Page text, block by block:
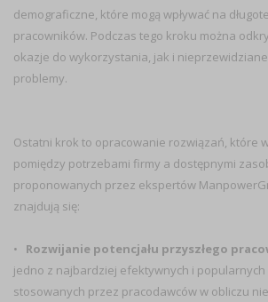
demograficzne, które mogą wpływać na
pracowników. Podczas tego kroku można
okazje do wykorzystania, jak i
problemy.
Ostatni krok to opracowanie rozwiązań, które
pomiędzy potrzebami firmy a dostępnymi
proponowanych przez ekspertów
znajdują się:
• Rozwijanie potencjału przyszłego
jedno z najbardziej efektywnych i popularnych
stosowanych przez pracodawców w obliczu